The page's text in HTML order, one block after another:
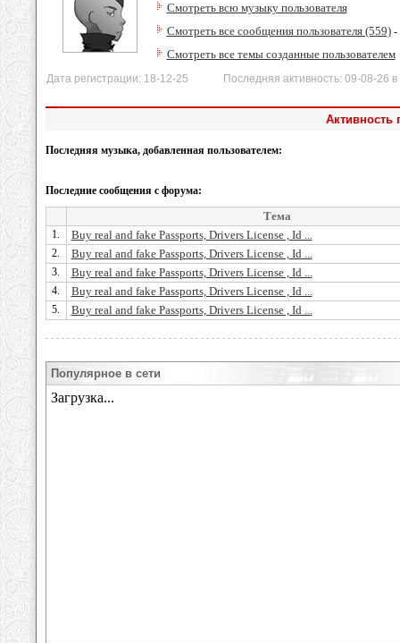
Смотреть всю музыку пользователя
Смотреть все сообщения пользователя (559)-
Смотреть все темы созданные пользователем
Дата регистрации: 18-12-25 Последняя активность: 09-08-26 в
Активность
Последняя музыка, добавленная пользователем:
Последние сообщения с форума:
Тема
1. Buy real and fake Passports, Drivers License , Id ...
2. Buy real and fake Passports, Drivers License , Id ...
3. Buy real and fake Passports, Drivers License , Id ...
4. Buy real and fake Passports, Drivers License , Id ...
5. Buy real and fake Passports, Drivers License , Id ...
Популярное в сети